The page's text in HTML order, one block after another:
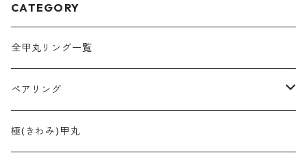
CATEGORY
全甲丸リング一覧
ペアリング
2mm幅
極(きわみ)甲丸